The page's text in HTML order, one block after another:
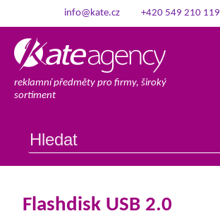
info@kate.cz +420 549 210 119
reklamní předměty pro firmy, široký
sortiment
Flashdisk USB 2.0